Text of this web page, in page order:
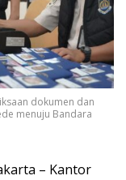
dokumen dan
menuju Bandara
– Kаntоr